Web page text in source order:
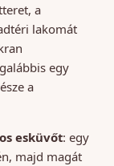
a
lakomát
egy
a
esküvőt: egy
majd magát